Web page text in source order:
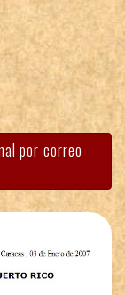
por correo